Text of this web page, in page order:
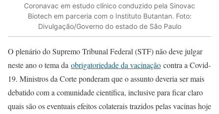
Coronavac em estudo clínico conduzido pela Sinovac
Biotech em parceria com o Instituto Butantan. Foto:
Divulgação/Governo do estado de São Paulo
O plenário do Supremo Tribunal Federal (STF) não deve julgar
neste ano o tema da obrigatoriedade da vacinação contra a Covid-
19. Ministros da Corte ponderam que o assunto deveria ser mais
debatido com a comunidade científica, inclusive para ficar claro
quais são os eventuais efeitos colaterais trazidos pelas vacinas hoje